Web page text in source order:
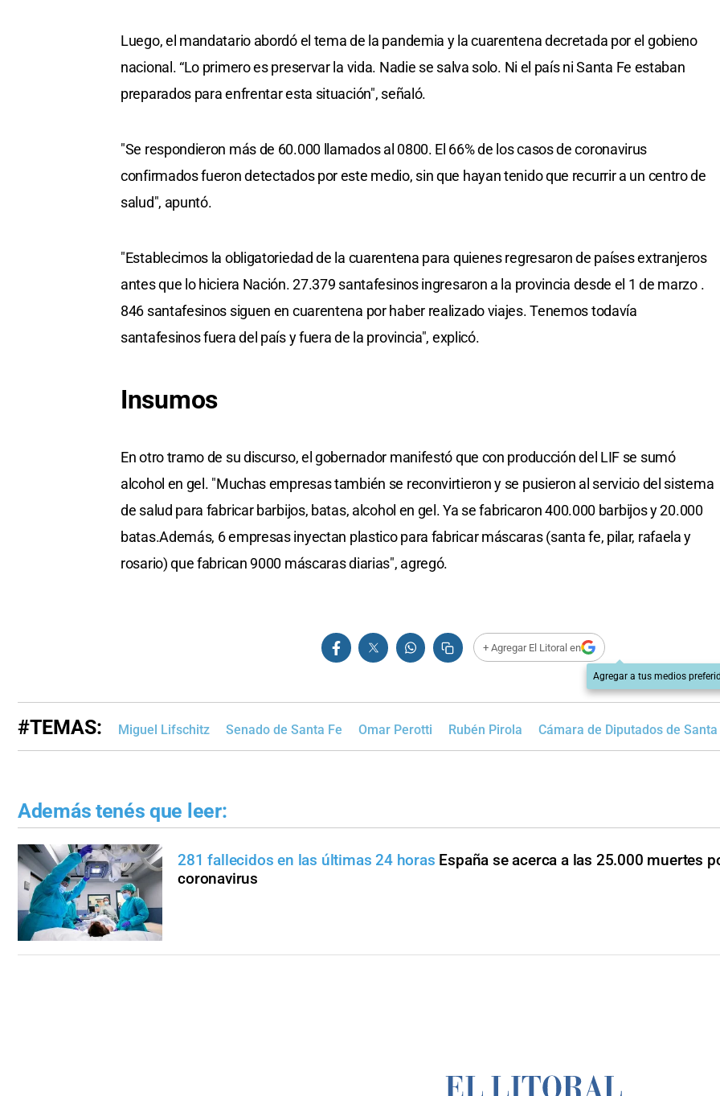
Luego, el mandatario abordó el tema de la pandemia y la cuarentena decretada por el gobieno
nacional. “Lo primero es preservar la vida. Nadie se salva solo. Ni el país ni Santa Fe estaban
preparados para enfrentar esta situación", señaló.
"Se respondieron más de 60.000 llamados al 0800. El 66% de los casos de coronavirus
confirmados fueron detectados por este medio, sin que hayan tenido que recurrir a un centro de
salud", apuntó.
"Establecimos la obligatoriedad de la cuarentena para quienes regresaron de países extranjeros
antes que lo hiciera Nación. 27.379 santafesinos ingresaron a la provincia desde el 1 de marzo .
846 santafesinos siguen en cuarentena por haber realizado viajes. Tenemos todavía
santafesinos fuera del país y fuera de la provincia", explicó.
Insumos
En otro tramo de su discurso, el gobernador manifestó que con producción del LIF se sumó
alcohol en gel. "Muchas empresas también se reconvirtieron y se pusieron al servicio del sistema
de salud para fabricar barbijos, batas, alcohol en gel. Ya se fabricaron 400.000 barbijos y 20.000
batas.Además, 6 empresas inyectan plastico para fabricar máscaras (santa fe, pilar, rafaela y
rosario) que fabrican 9000 máscaras diarias", agregó.
+ Agregar El Litoral en
Agregar a tus medios
#TEMAS: Miguel Lifschitz Senado de Santa Fe Omar Perotti Rubén Pirola Cámara de Diputados de Santa
Además tenés que leer:
281 fallecidos en las últimas 24 horas España se acerca a las 25.000 muertes
coronavirus